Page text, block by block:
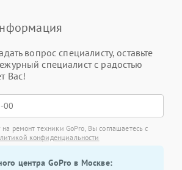
вопрос специалисту, оставьте
специалист с радостью
Вас!
ремонт техники GoPro, Вы соглашаетесь с
конфиденциальности
центра GoPro в Москве: